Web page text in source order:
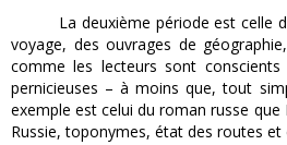
La deuxième période est celle de
voyage, des ouvrages de
comme les lecteurs sont
pernicieuses – à moins que, tout
exemple est celui du roman russe
Russie, toponymes, état des routes